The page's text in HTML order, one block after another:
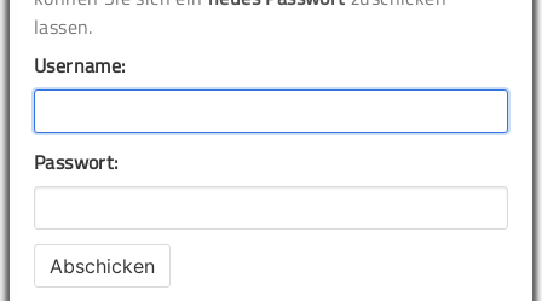
lassen.
Username:
Passwort: